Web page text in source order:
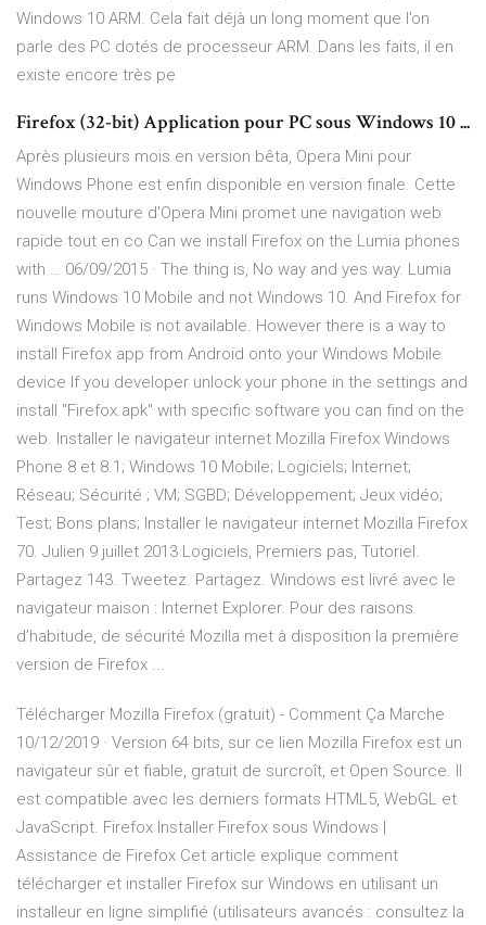
Windows 10 ARM. Cela fait déjà un long moment que l’on
parle des PC dotés de processeur ARM. Dans les faits, il en
existe encore très pe
Firefox (32-bit) Application pour PC sous Windows 10 ...
Après plusieurs mois en version bêta, Opera Mini pour
Windows Phone est enfin disponible en version finale. Cette
nouvelle mouture d'Opera Mini promet une navigation web
rapide tout en co Can we install Firefox on the Lumia phones
with … 06/09/2015 · The thing is, No way and yes way. Lumia
runs Windows 10 Mobile and not Windows 10. And Firefox for
Windows Mobile is not available. However there is a way to
install Firefox app from Android onto your Windows Mobile
device If you developer unlock your phone in the settings and
install "Firefox.apk" with specific software you can find on the
web. Installer le navigateur internet Mozilla Firefox Windows
Phone 8 et 8.1; Windows 10 Mobile; Logiciels; Internet;
Réseau; Sécurité ; VM; SGBD; Développement; Jeux vidéo;
Test; Bons plans; Installer le navigateur internet Mozilla Firefox
70. Julien 9 juillet 2013 Logiciels, Premiers pas, Tutoriel.
Partagez 143. Tweetez. Partagez. Windows est livré avec le
navigateur maison : Internet Explorer. Pour des raisons
d’habitude, de sécurité Mozilla met à disposition la première
version de Firefox ...
Télécharger Mozilla Firefox (gratuit) - Comment Ça Marche
10/12/2019 · Version 64 bits, sur ce lien Mozilla Firefox est un
navigateur sûr et fiable, gratuit de surcroît, et Open Source. Il
est compatible avec les derniers formats HTML5, WebGL et
JavaScript. Firefox Installer Firefox sous Windows |
Assistance de Firefox Cet article explique comment
télécharger et installer Firefox sur Windows en utilisant un
installeur en ligne simplifié (utilisateurs avancés : consultez la